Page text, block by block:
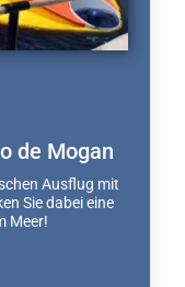
de Mogan
Ausflug mit
Sie dabei eine
Meer!